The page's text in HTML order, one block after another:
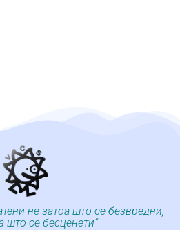
не затоа што се безвредни,
што се бесценети“